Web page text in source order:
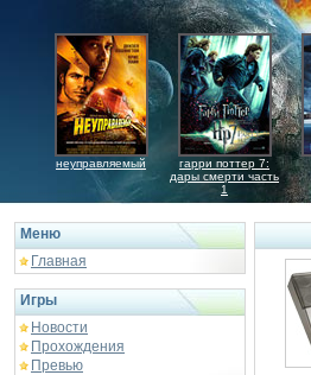
неуправляемый
гарри поттер 7:
дары смерти часть
1
Меню
Главная
Игры
Новости
Прохождения
Превью